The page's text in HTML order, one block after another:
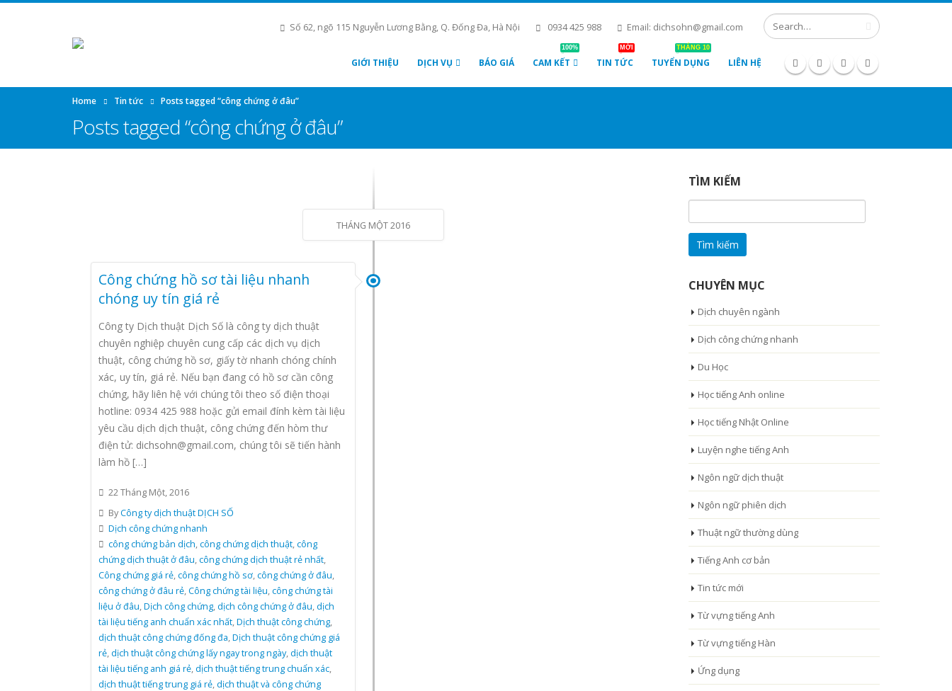
Số 62, ngõ 115 Nguyễn Lương Bằng, Q. Đống Đa, Hà Nội 0934 425 988 Email: dichsohn@gmail.com
GIỚI THIỆU DỊCH VỤ BÁO GIÁ CAM KẾT
100%
TIN TỨC
MỚI
TUYỂN DỤNG
THÁNG 10
LIÊN HỆ
Home Tin tức Posts tagged “công chứng ở đâu”
Posts tagged “công chứng ở đâu”
THÁNG MỘT 2016
Công chứng hồ sơ tài liệu nhanh
chóng uy tín giá rẻ
Công ty Dịch thuật Dịch Số là công ty dịch thuật
chuyên nghiệp chuyên cung cấp các dịch vụ dịch
thuật, công chứng hồ sơ, giấy tờ nhanh chóng chính
xác, uy tín, giá rẻ. Nếu bạn đang có hồ sơ cần công
chứng, hãy liên hệ với chúng tôi theo số điện thoại
hotline: 0934 425 988 hoặc gửi email đính kèm tài liệu
yêu cầu dịch dịch thuật, công chứng đến hòm thư
điện tử: dichsohn@gmail.com, chúng tôi sẽ tiến hành
làm hồ […]
22 Tháng Một, 2016
ByCông ty dịch thuật DỊCH SỐ
Dịch công chứng nhanh
công chứng bản dịch,công chứng dịch thuật,công
chứng dịch thuật ở đâu,công chứng dịch thuật rẻ nhất,
Công chứng giá rẻ,công chứng hồ sơ,công chứng ở đâu,
công chứng ở đâu rẻ,Công chứng tài liệu,công chứng tài
liệu ở đâu,Dịch công chứng,dịch công chứng ở đâu,dịch
tài liệu tiếng anh chuẩn xác nhất,Dịch thuật công chứng,
dịch thuật công chứng đống đa,Dịch thuật công chứng giá
rẻ,dịch thuật công chứng lấy ngay trong ngày,dịch thuật
tài liệu tiếng anh giá rẻ,dịch thuật tiếng trung chuẩn xác,
dịch thuật tiếng trung giá rẻ,dịch thuật và công chứng
TÌM KIẾM
kiếm
cho:
CHUYÊN MỤC
Dịch chuyên ngành
Dịch công chứng nhanh
Du Học
Học tiếng Anh online
Học tiếng Nhật Online
Luyện nghe tiếng Anh
Ngôn ngữ dịch thuật
Ngôn ngữ phiên dịch
Thuật ngữ thường dùng
Tiếng Anh cơ bản
Tin tức mới
Từ vựng tiếng Anh
Từ vựng tiếng Hàn
Ứng dụng